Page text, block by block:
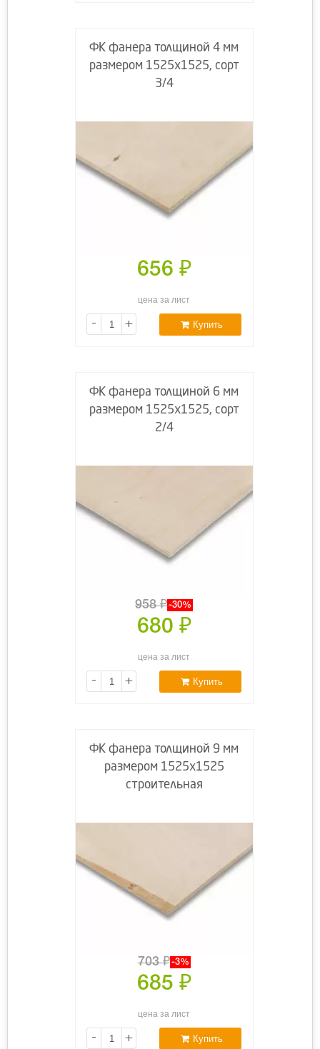
ФК фанера толщиной 4 мм
размером 1525х1525, сорт
3/4
656 ₽
цена за лист
- + Купить
ФК фанера толщиной 6 мм
размером 1525х1525, сорт
2/4
958₽-30%
680 ₽
цена за лист
- + Купить
ФК фанера толщиной 9 мм
размером 1525х1525
строительная
703₽ -3%
685 ₽
цена за лист
- + Купить